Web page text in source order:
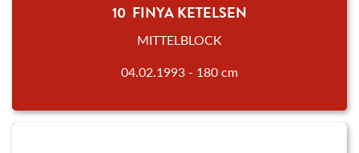
10 FINYA KETELSEN
MITTELBLOCK
04.02.1993 - 180 cm